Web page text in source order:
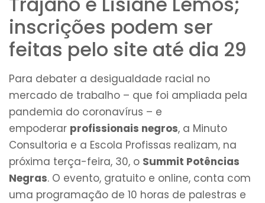
inscrições podem ser
feitas pelo site até dia 29
Para debater a desigualdade racial no
mercado de trabalho – que foi ampliada pela
pandemia do coronavírus – e
empoderar profissionais negros, a Minuto
Consultoria e a Escola Profissas realizam, na
próxima terça-feira, 30, o Summit Potências
Negras. O evento, gratuito e online, conta com
uma programação de 10 horas de palestras e